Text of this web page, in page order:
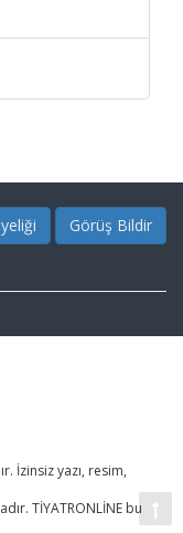
Görüş Bildir
İzinsiz yazı, resim,
TİYATRONLİNE bu